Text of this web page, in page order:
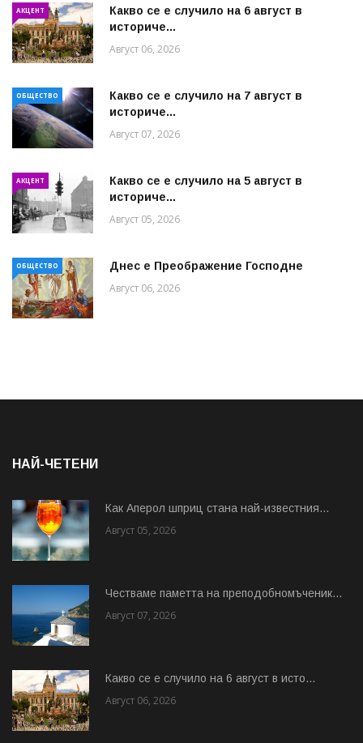
АКЦЕНТ
Какво се е случило на 6 август в
историче...
Август 06, 2026
ОБЩЕСТВО
Какво се е случило на 7 август в
историче...
Август 07, 2026
АКЦЕНТ
Какво се е случило на 5 август в
историче...
Август 05, 2026
ОБЩЕСТВО Днес е Преображение Господне
Август 06, 2026
НАЙ-ЧЕТЕНИ
Как Аперол шприц стана най-известния...
Август 05, 2026
Честваме паметта на преподобномъченик...
Август 07, 2026
Какво се е случило на 6 август в исто...
Август 06, 2026